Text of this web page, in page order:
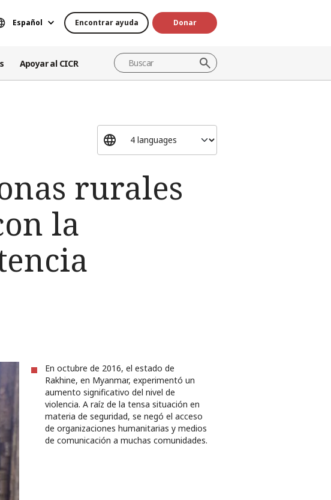
Español Encontrar ayuda Donar
Apoyar al CICR
rurales
la
En octubre de 2016, el estado de
Rakhine, en Myanmar, experimentó un
aumento significativo del nivel de
violencia. A raíz de la tensa situación en
materia de seguridad, se negó el acceso
de organizaciones humanitarias y medios
de comunicación a muchas comunidades.